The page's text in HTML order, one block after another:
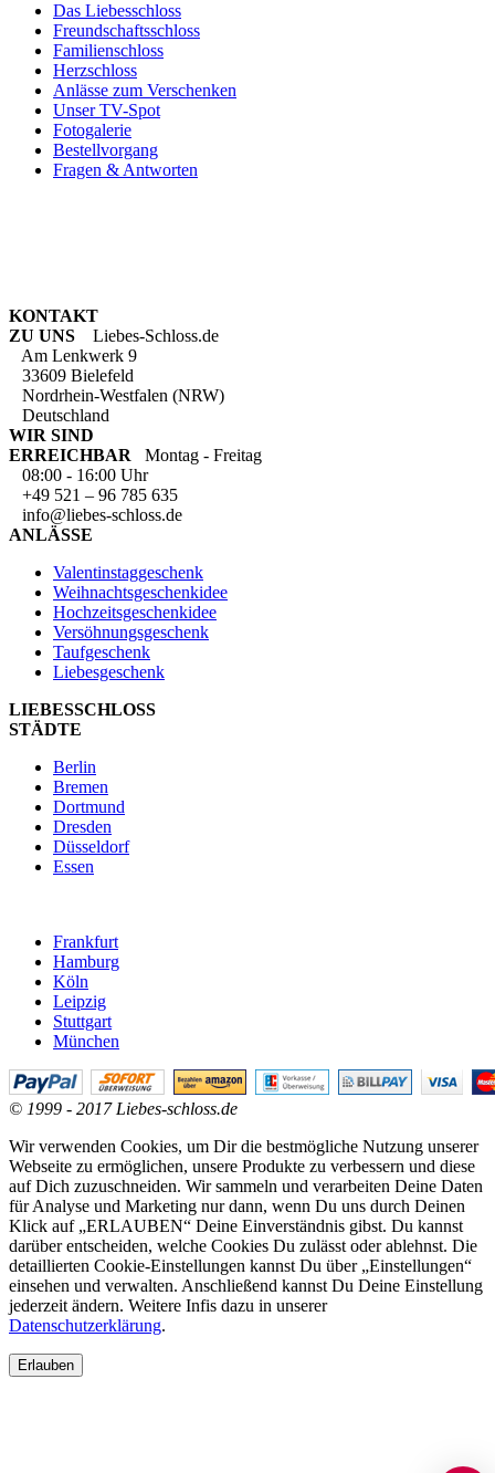
Das Liebesschloss
Freundschaftsschloss
Familienschloss
Herzschloss
Anlässe zum Verschenken
Unser TV-Spot
Fotogalerie
Bestellvorgang
Fragen & Antworten
KONTAKT
ZU UNS
Liebes-Schloss.de
Am Lenkwerk 9
33609 Bielefeld
Nordrhein-Westfalen (NRW)
Deutschland
WIR SIND
ERREICHBAR
Montag - Freitag
08:00 - 16:00 Uhr
+49 521 – 96 785 635
info@liebes-schloss.de
ANLÄSSE
Valentinstaggeschenk
Weihnachtsgeschenkidee
Hochzeitsgeschenkidee
Versöhnungsgeschenk
Taufgeschenk
Liebesgeschenk
LIEBESSCHLOSS
STÄDTE
Berlin
Bremen
Dortmund
Dresden
Düsseldorf
Essen
Frankfurt
Hamburg
Köln
Leipzig
Stuttgart
München
© 1999 - 2017 Liebes-schloss.de
Wir verwenden Cookies, um Dir die bestmögliche Nutzung unserer
Webseite zu ermöglichen, unsere Produkte zu verbessern und diese
auf Dich zuzuschneiden. Wir sammeln und verarbeiten Deine Daten
für Analyse und Marketing nur dann, wenn Du uns durch Deinen
Klick auf „ERLAUBEN“ Deine Einverständnis gibst. Du kannst
darüber entscheiden, welche Cookies Du zulässt oder ablehnst. Die
detaillierten Cookie-Einstellungen kannst Du über „Einstellungen“
einsehen und verwalten. Anschließend kannst Du Deine Einstellung
jederzeit ändern. Weitere Infis dazu in unserer
Datenschutzerklärung.
Erlauben